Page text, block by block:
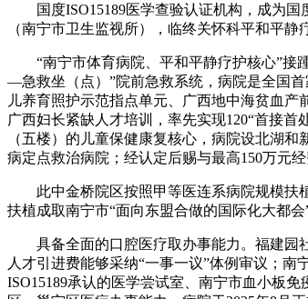
国度ISO15189医学查验认证机构，成为国
（南宁市卫生监视所），临终关怀科平和平
“南宁市体育病院、平和平静疗护核心”接
—急救坐（点）”院前急救系统，病院是全国
儿养育照护示范指点单元、广西地中海贫血产
广西妇长紧缺人才培训，率先实现120“首接
（五楼）的儿童保健康复核心，病院设北湖
病定点救治病院；经认定后赐与最高150万元经
此中金桥院区按照甲等医连系病院规模扶植
扶植成取南宁市“面向东盟合做的国际化大都
具备全面的口腔医疗取办事能力。福建园社
人才引进费能够采纳“一事一议”体例审议；南
ISO15189承认的医学尝试室、南宁市血小板